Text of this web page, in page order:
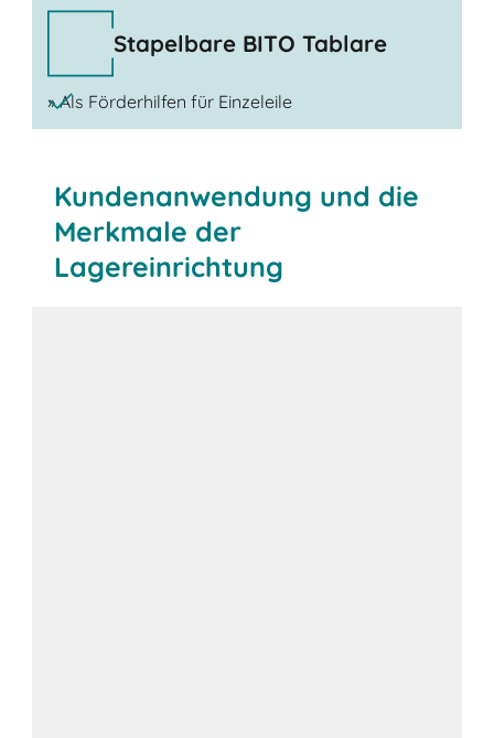
Stapelbare BITO Tablare
» Als Förderhilfen für Einzeleile
Kundenanwendung und die
Merkmale der
Lagereinrichtung